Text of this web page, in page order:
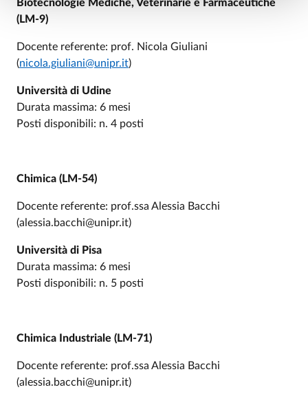
Biotecnologie Mediche, Veterinarie e Farmaceutiche
(LM-9)
Docente referente: prof. Nicola Giuliani
(nicola.giuliani@unipr.it)
Università di Udine
Durata massima: 6 mesi
Posti disponibili: n. 4 posti
Chimica (LM-54)
Docente referente: prof.ssa Alessia Bacchi
(alessia.bacchi@unipr.it)
Università di Pisa
Durata massima: 6 mesi
Posti disponibili: n. 5 posti
Chimica Industriale (LM-71)
Docente referente: prof.ssa Alessia Bacchi
(alessia.bacchi@unipr.it)